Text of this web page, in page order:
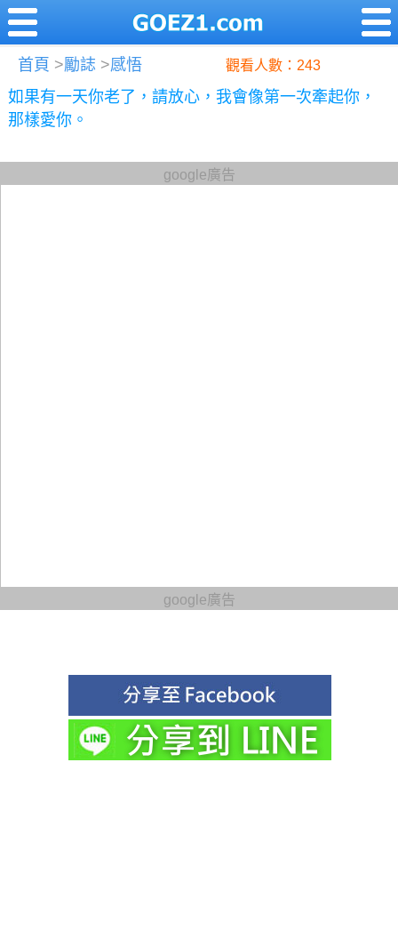
首頁 >勵誌 >感悟 觀看人數：243
如果有一天你老了，請放心，我會像第一次牽起你，
那樣愛你。
google廣告
google廣告